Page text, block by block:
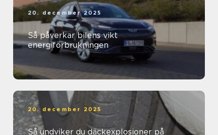
20. december 2025
Så påverkar bilens vikt
energiförbrukningen
20. december 2025
Så undviker du däckexplosioner på